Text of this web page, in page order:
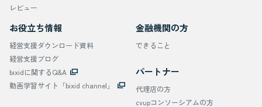
レビュー
お役立ち情報
経営支援ダウンロード資料
経営支援ブログ
bixidに関するQ&A
動画学習サイト「bixid channel」
金融機関の方
できること
パートナー
代理店の方
cvupコンソーシアムの方